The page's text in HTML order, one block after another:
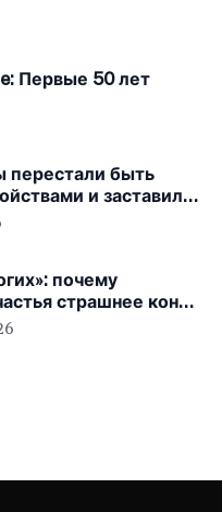
Первые 50 лет
перестали быть
и заставили
работать
почему
страшнее конца